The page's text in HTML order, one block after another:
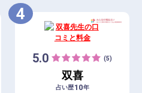
4
5.0 (5)
双喜
占い歴10年